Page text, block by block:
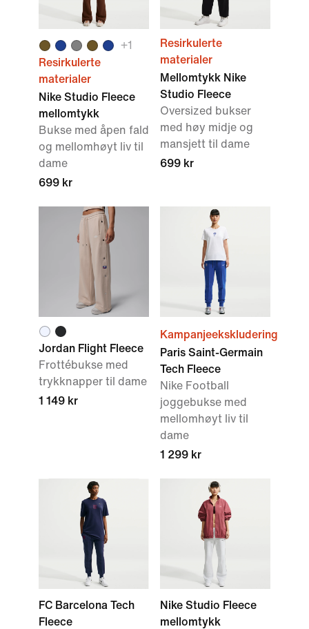
+1
Resirkulerte
materialer
Nike Studio Fleece
mellomtykk
Bukse med åpen fald
og mellomhøyt liv til
dame
699 kr
Resirkulerte
materialer
Mellomtykk Nike
Studio Fleece
Oversized bukser
med høy midje og
mansjett til dame
699 kr
Jordan Flight Fleece
Frottébukse med
trykknapper til dame
1 149 kr
Kampanjeekskludering
Paris Saint-Germain
Tech Fleece
Nike Football
joggebukse med
mellomhøyt liv til
dame
1 299 kr
FC Barcelona Tech
Fleece
Nike Studio Fleece
mellomtykk